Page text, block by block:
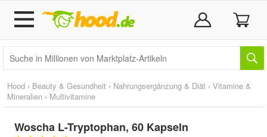
Hood › Beauty & Gesundheit › Nahrungsergänzung & Diät › Vitamine &
Mineralien › Multivitamine
Woscha L-Tryptophan, 60 Kapseln